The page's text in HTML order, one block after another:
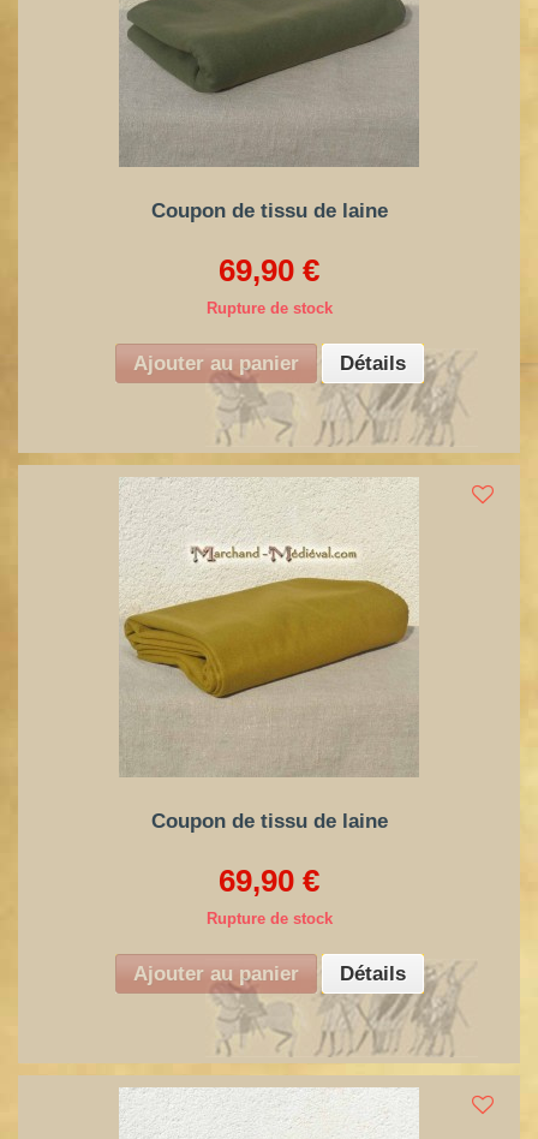
Coupon de tissu de laine
69,90 €
Rupture de stock
Ajouter au panier Détails
Coupon de tissu de laine
69,90 €
Rupture de stock
Ajouter au panier Détails